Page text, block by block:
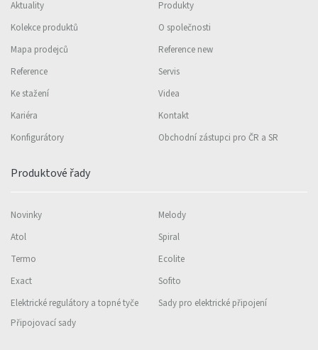
Aktuality
Produkty
Kolekce produktů
O společnosti
Mapa prodejců
Reference new
Reference
Servis
Ke stažení
Videa
Kariéra
Kontakt
Konfigurátory
Obchodní zástupci pro ČR a SR
Produktové řady
Novinky
Melody
Atol
Spiral
Termo
Ecolite
Exact
Sofito
Elektrické regulátory a topné tyče
Sady pro elektrické připojení
Připojovací sady